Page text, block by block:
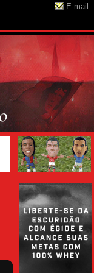
E-mail